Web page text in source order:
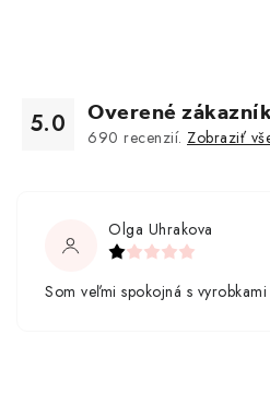
5.0 Overené
690 recenzií. Zobraziť
Olga Uhrakova
Som veľmi spokojná s vyrobkami